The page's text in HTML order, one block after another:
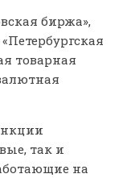
биржа»,
товарная
так и
на